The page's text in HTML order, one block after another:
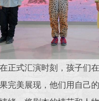
正式汇演时刻，孩子们
完美展现，他们用自己